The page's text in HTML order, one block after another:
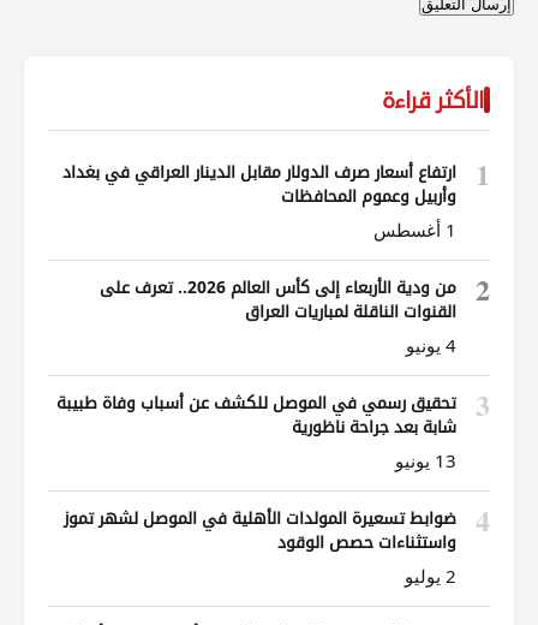
الأكثر قراءة
1
ارتفاع أسعار صرف الدولار مقابل الدينار العراقي في بغداد
وأربيل وعموم المحافظات
1 أغسطس
2
من ودية الأربعاء إلى كأس العالم 2026.. تعرف على
القنوات الناقلة لمباريات العراق
4 يونيو
3
تحقيق رسمي في الموصل للكشف عن أسباب وفاة طبيبة
شابة بعد جراحة ناظورية
13 يونيو
4
ضوابط تسعيرة المولدات الأهلية في الموصل لشهر تموز
واستثناءات حصص الوقود
2 يوليو